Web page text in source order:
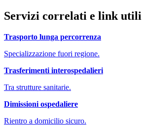
Servizi correlati e link utili
Trasporto lunga percorrenza
Specializzazione fuori regione.
Trasferimenti interospedalieri
Tra strutture sanitarie.
Dimissioni ospedaliere
Rientro a domicilio sicuro.